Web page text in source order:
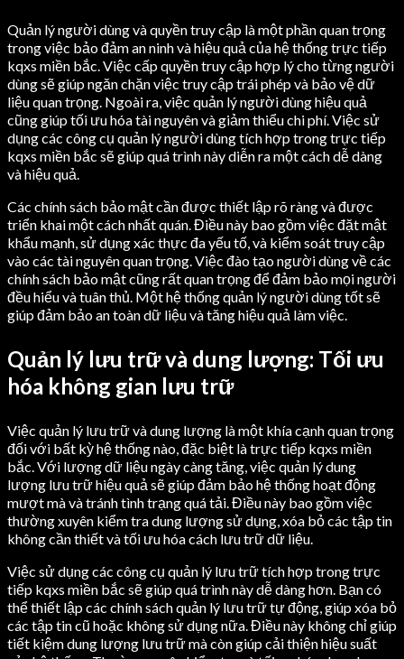
Quản lý người dùng và quyền truy cập là một phần quan trọng
trong việc bảo đảm an ninh và hiệu quả của hệ thống trực tiếp
kqxs miền bắc. Việc cấp quyền truy cập hợp lý cho từng người
dùng sẽ giúp ngăn chặn việc truy cập trái phép và bảo vệ dữ
liệu quan trọng. Ngoài ra, việc quản lý người dùng hiệu quả
cũng giúp tối ưu hóa tài nguyên và giảm thiểu chi phí. Việc sử
dụng các công cụ quản lý người dùng tích hợp trong trực tiếp
kqxs miền bắc sẽ giúp quá trình này diễn ra một cách dễ dàng
và hiệu quả.
Các chính sách bảo mật cần được thiết lập rõ ràng và được
triển khai một cách nhất quán. Điều này bao gồm việc đặt mật
khẩu mạnh, sử dụng xác thực đa yếu tố, và kiểm soát truy cập
vào các tài nguyên quan trọng. Việc đào tạo người dùng về các
chính sách bảo mật cũng rất quan trọng để đảm bảo mọi người
đều hiểu và tuân thủ. Một hệ thống quản lý người dùng tốt sẽ
giúp đảm bảo an toàn dữ liệu và tăng hiệu quả làm việc.
Quản lý lưu trữ và dung lượng: Tối ưu
hóa không gian lưu trữ
Việc quản lý lưu trữ và dung lượng là một khía cạnh quan trọng
đối với bất kỳ hệ thống nào, đặc biệt là trực tiếp kqxs miền
bắc. Với lượng dữ liệu ngày càng tăng, việc quản lý dung
lượng lưu trữ hiệu quả sẽ giúp đảm bảo hệ thống hoạt động
mượt mà và tránh tình trạng quá tải. Điều này bao gồm việc
thường xuyên kiểm tra dung lượng sử dụng, xóa bỏ các tập tin
không cần thiết và tối ưu hóa cách lưu trữ dữ liệu.
Việc sử dụng các công cụ quản lý lưu trữ tích hợp trong trực
tiếp kqxs miền bắc sẽ giúp quá trình này dễ dàng hơn. Bạn có
thể thiết lập các chính sách quản lý lưu trữ tự động, giúp xóa bỏ
các tập tin cũ hoặc không sử dụng nữa. Điều này không chỉ giúp
tiết kiệm dung lượng lưu trữ mà còn giúp cải thiện hiệu suất